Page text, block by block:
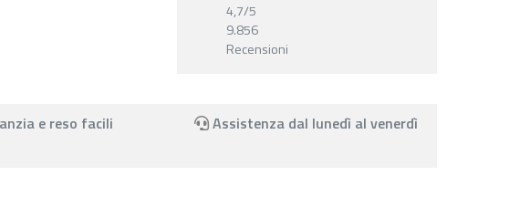
4,7/5
9.856
Recensioni
e reso facili Assistenza dal lunedì al venerdì